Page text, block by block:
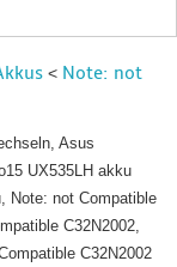
< Note: not
Asus
UX535LH akku
Note: not Compatible
C32N2002,
C32N2002